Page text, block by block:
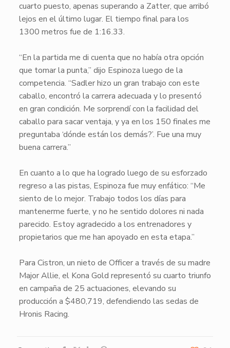
cuarto puesto, apenas superando a Zatter, que arribó
lejos en el último lugar. El tiempo final para los
1300 metros fue de 1:16.33.
“En la partida me di cuenta que no había otra opción
que tomar la punta,” dijo Espinoza luego de la
competencia. “Sadler hizo un gran trabajo con este
caballo, encontró la carrera adecuada y lo presentó
en gran condición. Me sorprendí con la facilidad del
caballo para sacar ventaja, y ya en los 150 finales me
preguntaba ‘dónde están los demás?’. Fue una muy
buena carrera.”
En cuanto a lo que ha logrado luego de su esforzado
regreso a las pistas, Espinoza fue muy enfático: “Me
siento de lo mejor. Trabajo todos los días para
mantenerme fuerte, y no he sentido dolores ni nada
parecido. Estoy agradecido a los entrenadores y
propietarios que me han apoyado en esta etapa.”
Para Cistron, un nieto de Officera través de su madre
Major Allie, el Kona Gold representó su cuarto triunfo
en campaña de 25 actuaciones, elevando su
producción a $480,719, defendiendo las sedas de
Hronis Racing.